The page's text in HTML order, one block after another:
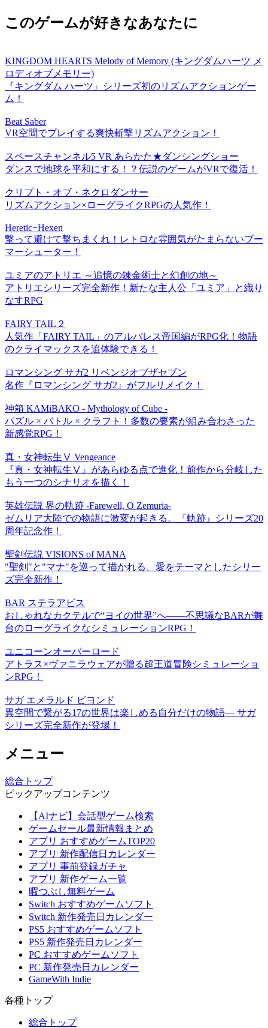
このゲームが好きなあなたに
KINGDOM HEARTS Melody of Memory (キングダムハーツ メ
ロディオブメモリー)
『キングダム ハーツ』シリーズ初のリズムアクションゲー
ム！
Beat Saber
VR空間でプレイする爽快斬撃リズムアクション！
スペースチャンネル5 VR あらかた★ダンシングショー
ダンスで地球を平和にする！？伝説のゲームがVRで復活！
クリプト・オブ・ネクロダンサー
リズムアクション×ローグライクRPGの人気作！
Heretic+Hexen
撃って避けて撃ちまくれ！レトロな雰囲気がたまらないブー
マーシューター！
ユミアのアトリエ ～追憶の錬金術士と幻創の地～
アトリエシリーズ完全新作！新たな主人公「ユミア」と織り
なすRPG
FAIRY TAIL２
人気作「FAIRY TAIL」のアルバレス帝国編がRPG化！物語
のクライマックスを追体験できる！
ロマンシング サガ2 リベンジオブザセブン
名作『ロマンシング サガ2』がフルリメイク！
神箱 KAMiBAKO - Mythology of Cube -
パズル × バトル × クラフト！多数の要素が組み合わさった
新感覚RPG！
真・女神転生Ⅴ Vengeance
『真・女神転生Ⅴ』があらゆる点で進化！前作から分岐した
もう一つのシナリオを描く！
英雄伝説 界の軌跡 -Farewell, O Zemuria-
ゼムリア大陸での物語に激変が起きる。『軌跡』シリーズ20
周年記念作！
聖剣伝説 VISIONS of MANA
"聖剣"と"マナ"を巡って描かれる、愛をテーマとしたシリー
ズ完全新作！
BAR ステラアビス
おしゃれなカクテルで“ヨイの世界”へ――不思議なBARが舞
台のローグライクなシミュレーションRPG！
ユニコーンオーバーロード
アトラス×ヴァニラウェアが贈る超王道冒険シミュレーショ
ンRPG！
サガ エメラルド ビヨンド
異空間で繋がる17の世界は楽しめる自分だけの物語― サガ
シリーズ完全新作が登場！
メニュー
総合トップ
ピックアップコンテンツ
【AIナビ】会話型ゲーム検索
ゲームセール最新情報まとめ
アプリ おすすめゲームTOP20
アプリ 新作配信日カレンダー
アプリ 事前登録ガチャ
アプリ 新作ゲーム一覧
暇つぶし無料ゲーム
Switch おすすめゲームソフト
Switch 新作発売日カレンダー
PS5 おすすめゲームソフト
PS5 新作発売日カレンダー
PC おすすめゲームソフト
PC 新作発売日カレンダー
GameWith Indie
各種トップ
総合トップ